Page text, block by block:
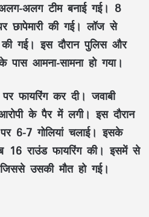
अलग टीम बनाई गई। 8
छापेमारी की गई। लॉज से
गई। इस दौरान पुलिस और
आमना-सामना हो गया।
फायरिंग कर दी। जवाबी
के पैर में लगी। इस दौरान
6-7 गोलियां चलाई। इसके
16 राउंड फायरिंग की। इसमें से
उसकी मौत हो गई।